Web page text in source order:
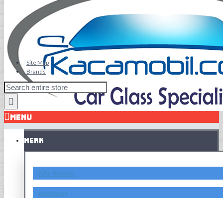
Site Map
Brands
MENU
MERK
Alfa Romeo
Asahimas